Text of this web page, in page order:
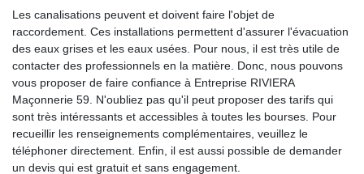
Les canalisations peuvent et doivent faire l'objet de
raccordement. Ces installations permettent d'assurer l'évacuation
des eaux grises et les eaux usées. Pour nous, il est très utile de
contacter des professionnels en la matière. Donc, nous pouvons
vous proposer de faire confiance à Entreprise RIVIERA
Maçonnerie 59. N'oubliez pas qu'il peut proposer des tarifs qui
sont très intéressants et accessibles à toutes les bourses. Pour
recueillir les renseignements complémentaires, veuillez le
téléphoner directement. Enfin, il est aussi possible de demander
un devis qui est gratuit et sans engagement.